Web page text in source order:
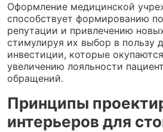
Оформление медицинской
способствует формированию
репутации и привлечению
стимулируя их выбор в пользу
инвестиции, которые
увеличению лояльности
обращений.
Принципы
интерьеров для